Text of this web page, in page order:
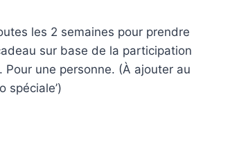
les 2 semaines pour prendre
sur base de la participation
Pour une personne. (À ajouter au
spéciale’)